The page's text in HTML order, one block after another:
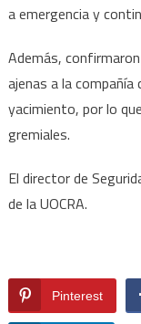
a emergencia y
Además,
ajenas a la
yacimiento, por lo
gremiales.
El director de
de la UOCRA.
Pinterest